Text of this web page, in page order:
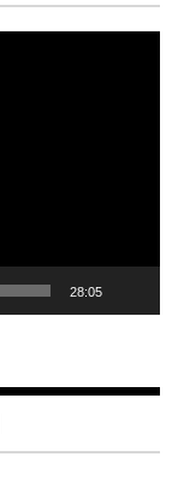
28:05